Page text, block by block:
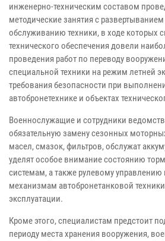
инженерно-техническим составом
методические занятия с
обслуживанию техники, в ходе которых
технического обеспечения довели
проведения работ по переводу
специальной техники на режим летней
требования безопасности при
автобронетехнике и объектах
Военнослужащие и сотрудники
обязательную замену сезонных
масел, смазок, фильтров, обслужат
уделят особое внимание состоянию
системам, а также рулевому управлению
механизмам автобронетанковой
эксплуатации.
Кроме этого, специалистам предстоит
периоду места хранения вооружения,